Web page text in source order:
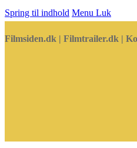
Spring til indhold Menu Luk
Filmsiden.dk | Filmtrailer.dk |